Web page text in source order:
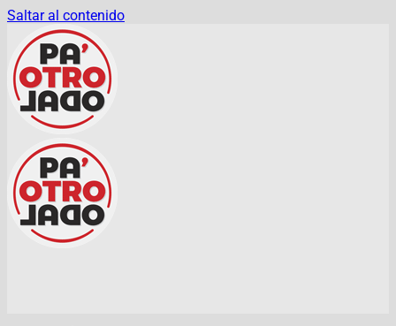
Saltar al contenido